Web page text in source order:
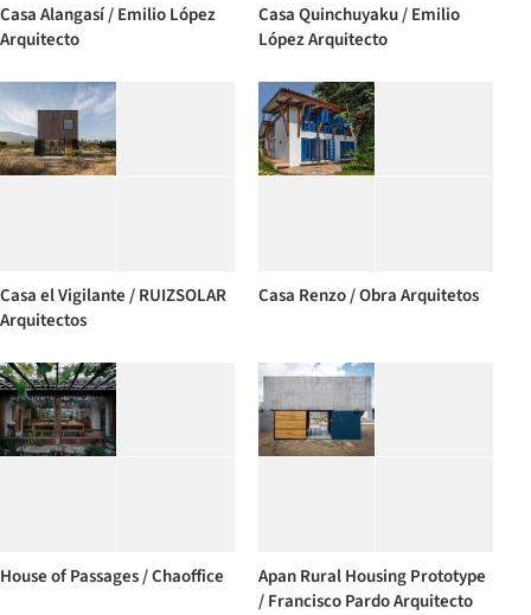
Casa Alangasí / Emilio López
Arquitecto
Casa Quinchuyaku / Emilio
López Arquitecto
Casa el Vigilante / RUIZSOLAR
Arquitectos
Casa Renzo / Obra Arquitetos
House of Passages / Chaoffice
Apan Rural Housing Prototype
/ Francisco Pardo Arquitecto